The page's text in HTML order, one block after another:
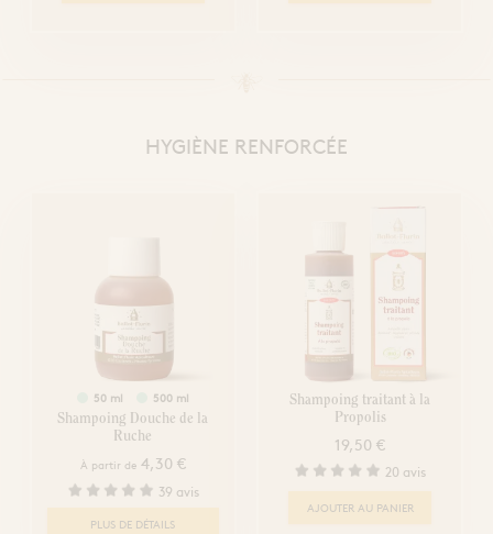
HYGIÈNE RENFORCÉE
50 ml 500 ml
Shampoing Douche de la
Ruche
À partir de 4,30 €
39 avis
PLUS DE DÉTAILS
Shampoing traitant à la
Propolis
19,50 €
20 avis
AJOUTER AU PANIER